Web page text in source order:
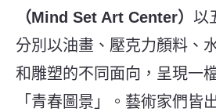
（Mind Set Art Center） 以
分別以油畫、壓克力顏料、
和雕塑的不同面向，呈現一
「青春圖景」。藝術家們皆